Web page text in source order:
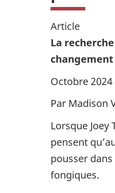
Article
La
changement
Octobre 2024
Par Madison
Lorsque
pensent
pousser
fongiques.